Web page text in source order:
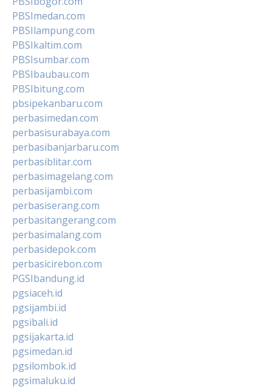
PBSImedan.com
PBSIlampung.com
PBSIkaltim.com
PBSIsumbar.com
PBSIbaubau.com
PBSIbitung.com
pbsipekanbaru.com
perbasimedan.com
perbasisurabaya.com
perbasibanjarbaru.com
perbasiblitar.com
perbasimagelang.com
perbasijambi.com
perbasiserang.com
perbasitangerang.com
perbasimalang.com
perbasidepok.com
perbasicirebon.com
PGSIbandung.id
pgsiaceh.id
pgsijambi.id
pgsibali.id
pgsijakarta.id
pgsimedan.id
pgsilombok.id
pgsimaluku.id